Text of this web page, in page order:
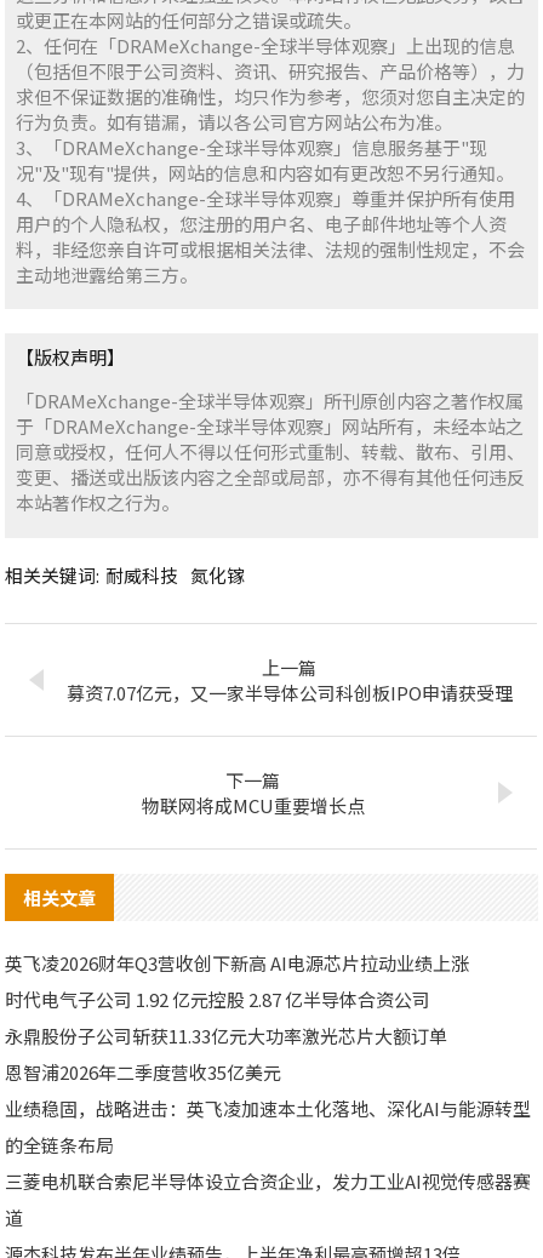
或更正在本网站的任何部分之错误或疏失。
2、任何在「DRAMeXchange-全球半导体观察」上出现的信息
（包括但不限于公司资料、资讯、研究报告、产品价格等），力
求但不保证数据的准确性，均只作为参考，您须对您自主决定的
行为负责。如有错漏，请以各公司官方网站公布为准。
3、「DRAMeXchange-全球半导体观察」信息服务基于"现
况"及"现有"提供，网站的信息和内容如有更改恕不另行通知。
4、「DRAMeXchange-全球半导体观察」尊重并保护所有使用
用户的个人隐私权，您注册的用户名、电子邮件地址等个人资
料，非经您亲自许可或根据相关法律、法规的强制性规定，不会
主动地泄露给第三方。
【版权声明】
「DRAMeXchange-全球半导体观察」所刊原创内容之著作权属
于「DRAMeXchange-全球半导体观察」网站所有，未经本站之
同意或授权，任何人不得以任何形式重制、转载、散布、引用、
变更、播送或出版该内容之全部或局部，亦不得有其他任何违反
本站著作权之行为。
相关关键词: 耐威科技 氮化镓
上一篇
募资7.07亿元，又一家半导体公司科创板IPO申请获受理
下一篇
物联网将成MCU重要增长点
相关文章
英飞凌2026财年Q3营收创下新高 AI电源芯片拉动业绩上涨
时代电气子公司 1.92 亿元控股 2.87 亿半导体合资公司
永鼎股份子公司斩获11.33亿元大功率激光芯片大额订单
恩智浦2026年二季度营收35亿美元
业绩稳固，战略进击：英飞凌加速本土化落地、深化AI与能源转型
的全链条布局
三菱电机联合索尼半导体设立合资企业，发力工业AI视觉传感器赛
道